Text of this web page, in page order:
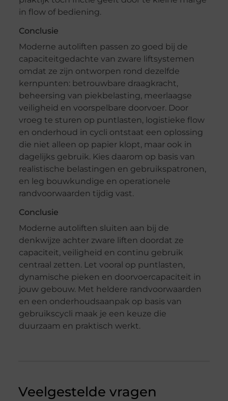
in flow of bediening.
Conclusie
Moderne autoliften passen zo goed bij de
capaciteitgedachte van zware liftsystemen
omdat ze zijn ontworpen rond dezelfde
kernpunten: betrouwbare draagkracht,
beheersing van piekbelasting, meerlaagse
veiligheid en voorspelbare doorvoer. Door
vroeg te sturen op puntlasten, logistieke flow
en onderhoud in cycli ontstaat een oplossing
die niet alleen op papier klopt, maar ook in
dagelijks gebruik. Kies daarom op basis van
realistische belastingen en gebruikspatronen,
en leg bouwkundige en operationele
randvoorwaarden tijdig vast.
Conclusie
Moderne autoliften sluiten aan bij de
denkwijze achter zware liften doordat ze
capaciteit, veiligheid en continu gebruik
centraal zetten. Let vooral op puntlasten,
dynamische pieken en doorvoercapaciteit in
jouw gebouw. Met heldere randvoorwaarden
en een onderhoudsaanpak op basis van
gebruikscycli maak je een keuze die
duurzaam en praktisch werkt.
Veelgestelde vragen